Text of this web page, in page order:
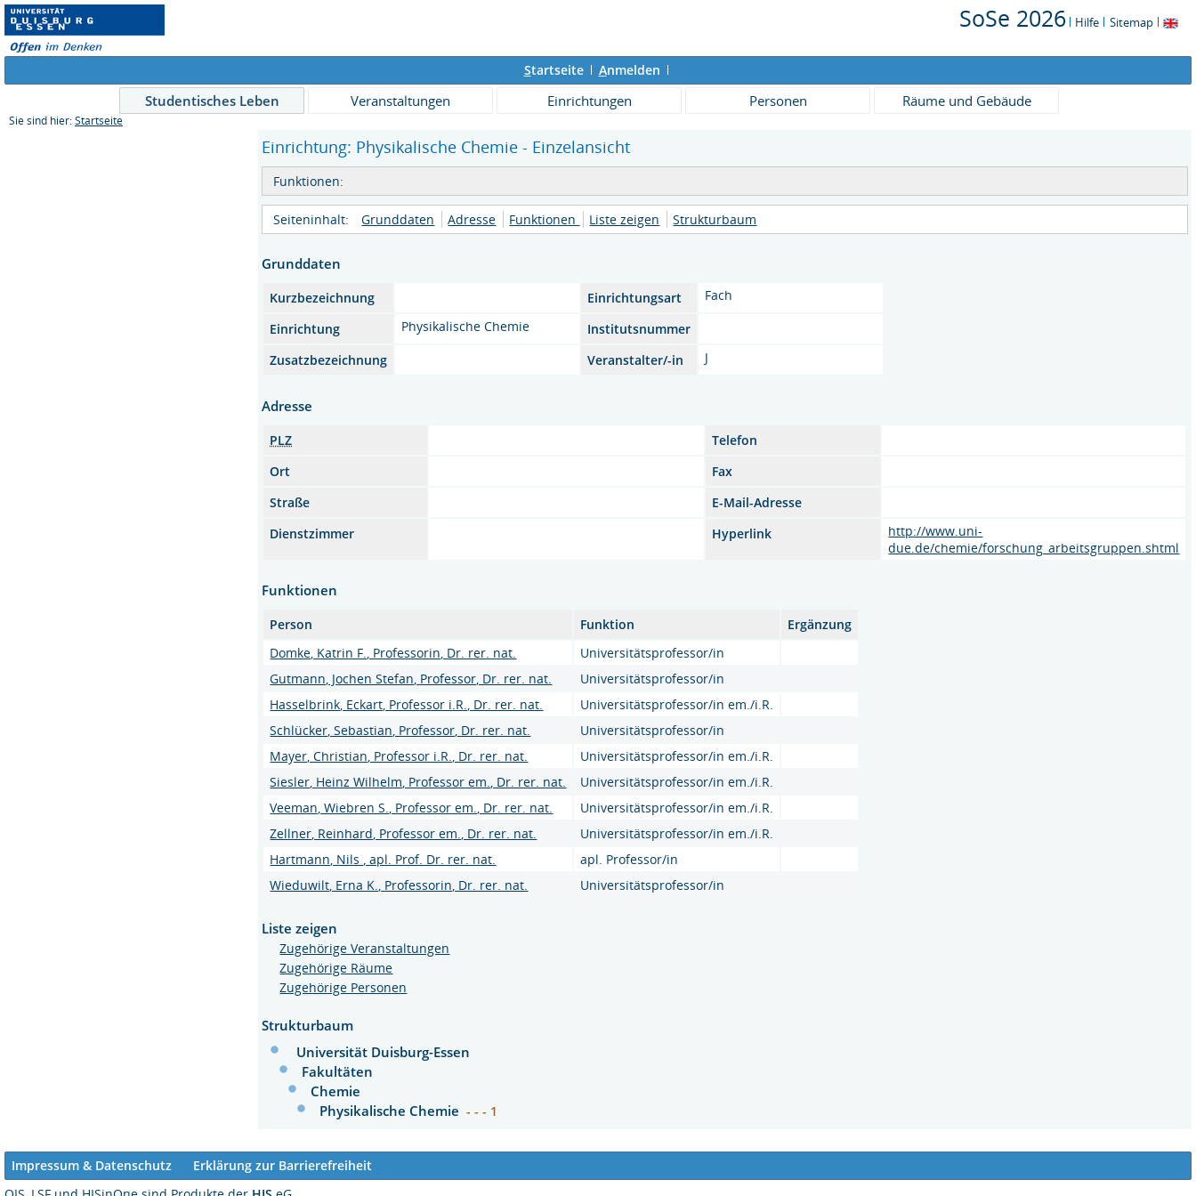
SoSe 2026 Hilfe Sitemap
Startseite Anmelden
Studentisches Leben Veranstaltungen Einrichtungen Personen Räume und Gebäude
Sie sind hier: Startseite
Einrichtung: Physikalische Chemie - Einzelansicht
Funktionen:
Seiteninhalt: Grunddaten Adresse Funktionen Liste zeigen Strukturbaum
Grunddaten
Kurzbezeichnung Einrichtungsart
Fach
Einrichtung
Physikalische Chemie
Institutsnummer
Zusatzbezeichnung
Veranstalter/-in J
Adresse
PLZ
Telefon
Ort
Fax
Straße
E-Mail-Adresse
Dienstzimmer
Hyperlink
http://www.uni-
due.de/chemie/forschung_arbeitsgruppen.shtml
Funktionen
Person Funktion
Ergänzung
Domke, Katrin F., Professorin, Dr. rer. nat.
Universitätsprofessor/in
Gutmann, Jochen Stefan, Professor, Dr. rer. nat.
Universitätsprofessor/in
Hasselbrink, Eckart, Professor i.R., Dr. rer. nat.
Universitätsprofessor/in em./i.R.
Schlücker, Sebastian, Professor, Dr. rer. nat.
Universitätsprofessor/in
Mayer, Christian, Professor i.R., Dr. rer. nat.
Universitätsprofessor/in em./i.R.
Siesler, Heinz Wilhelm, Professor em., Dr. rer. nat.
Universitätsprofessor/in em./i.R.
Veeman, Wiebren S., Professor em., Dr. rer. nat.
Universitätsprofessor/in em./i.R.
Zellner, Reinhard, Professor em., Dr. rer. nat.
Universitätsprofessor/in em./i.R.
Hartmann, Nils , apl. Prof. Dr. rer. nat.
apl. Professor/in
Wieduwilt, Erna K., Professorin, Dr. rer. nat.
Universitätsprofessor/in
Liste zeigen
Zugehörige Veranstaltungen
Zugehörige Räume
Zugehörige Personen
Strukturbaum
Universität Duisburg-Essen
Fakultäten
Chemie
Physikalische Chemie - - - 1
Impressum & Datenschutz
Erklärung zur Barrierefreiheit